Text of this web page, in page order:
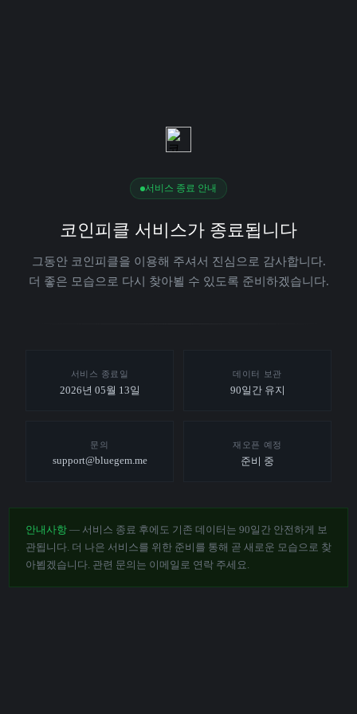
서비스 종료 안내
코인피클 서비스가 종료됩니다
그동안 코인피클을 이용해 주셔서 진심으로 감사합니다.
더 좋은 모습으로 다시 찾아뵐 수 있도록 준비하겠습니다.
서비스 종료일
2026년 05월 13일
데이터 보관
90일간 유지
문의
support@bluegem.me
재오픈 예정
준비 중
안내사항 — 서비스 종료 후에도 기존 데이터는 90일간 안전하게 보
관됩니다. 더 나은 서비스를 위한 준비를 통해 곧 새로운 모습으로 찾
아뵙겠습니다. 관련 문의는 이메일로 연락 주세요.